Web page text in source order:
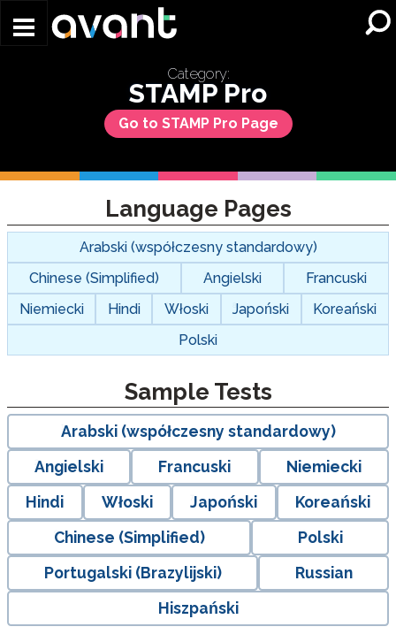
Category:
STAMP Pro
Go to STAMP Pro Page
Language Pages
Arabski (współczesny standardowy)
Chinese (Simplified)
Angielski
Francuski
Niemiecki
Hindi Włoski Japoński
Koreański
Polski
Sample Tests
Arabski (współczesny standardowy)
Angielski
Francuski
Niemiecki
Hindi
Włoski Japoński
Koreański
Chinese (Simplified)
Polski
Portugalski (Brazylijski)
Russian
Hiszpański